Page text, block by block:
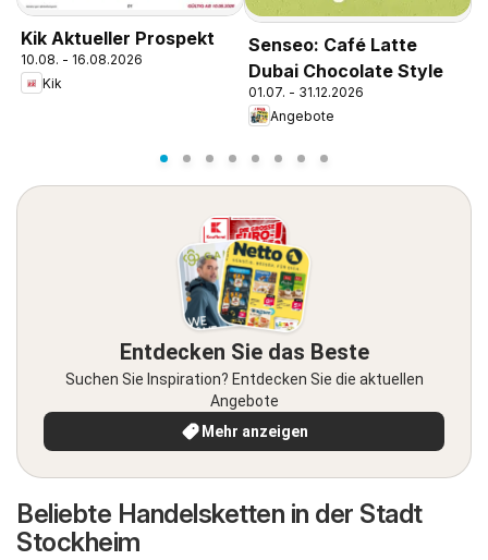
Kik Aktueller Prospekt
10.08. - 16.08.2026
Kik
Senseo: Café Latte
Dubai Chocolate Style
01.07. - 31.12.2026
Angebote
Entdecken Sie das Beste
Suchen Sie Inspiration? Entdecken Sie die aktuellen
Angebote
Mehr anzeigen
Beliebte Handelsketten in der Stadt
Stockheim